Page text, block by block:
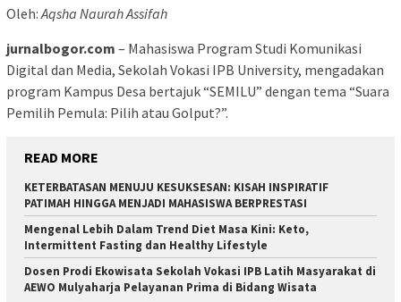
Oleh: Aqsha Naurah Assifah
jurnalbogor.com – Mahasiswa Program Studi Komunikasi
Digital dan Media, Sekolah Vokasi IPB University, mengadakan
program Kampus Desa bertajuk “SEMILU” dengan tema “Suara
Pemilih Pemula: Pilih atau Golput?”.
READ MORE
KETERBATASAN MENUJU KESUKSESAN: KISAH INSPIRATIF
PATIMAH HINGGA MENJADI MAHASISWA BERPRESTASI
Mengenal Lebih Dalam Trend Diet Masa Kini: Keto,
Intermittent Fasting dan Healthy Lifestyle
Dosen Prodi Ekowisata Sekolah Vokasi IPB Latih Masyarakat di
AEWO Mulyaharja Pelayanan Prima di Bidang Wisata